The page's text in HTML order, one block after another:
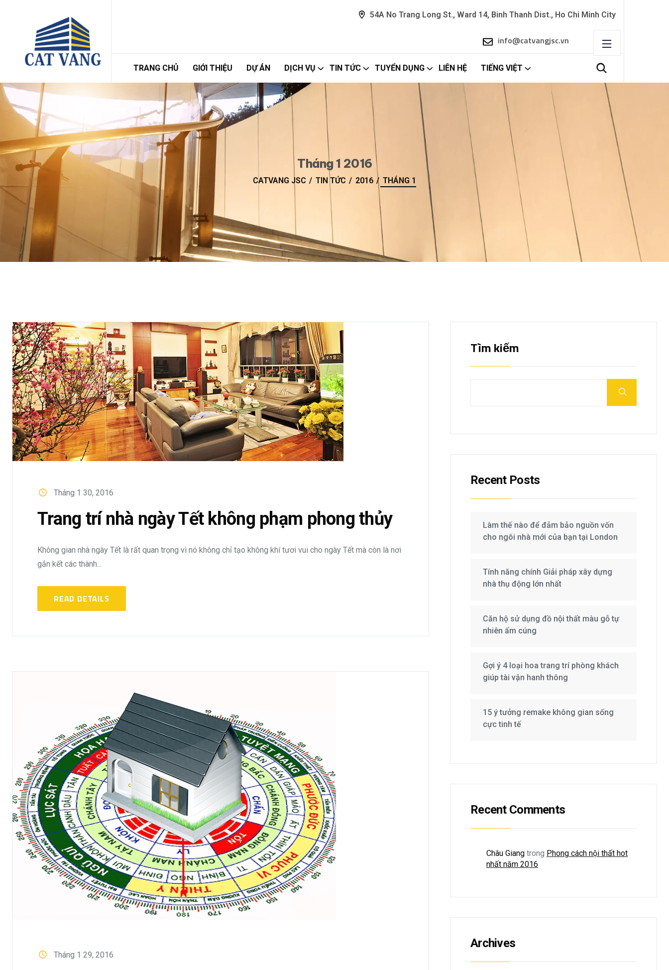
54A No Trang Long St., Ward 14, Binh Thanh Dist., Ho Chi Minh City
info@catvangjsc.vn
TRANG CHỦ GIỚI THIỆU DỰ ÁN DỊCH VỤ TIN TỨC TUYỂN DỤNG LIÊN HỆ TIẾNG VIỆT
Tháng 1 2016
CATVANG JSC TIN TỨC 2016 THÁNG 1
Tháng 1 30, 2016
Trang trí nhà ngày Tết không phạm phong thủy
Không gian nhà ngày Tết là rất quan trọng vì nó không chỉ tạo không khí tươi vui cho ngày Tết mà còn là nơi
gắn kết các thành...
READ DETAILS
Tháng 1 29, 2016
Tìm kiếm
Recent Posts
Làm thế nào để đảm bảo nguồn vốn
cho ngôi nhà mới của bạn tại London
Tính năng chính Giải pháp xây dựng
nhà thụ động lớn nhất
Căn hộ sử dụng đồ nội thất màu gỗ tự
nhiên ấm cúng
Gợi ý 4 loại hoa trang trí phòng khách
giúp tài vận hanh thông
15 ý tưởng remake không gian sống
cực tinh tế
Recent Comments
Châu Giang trong Phong cách nội thất hot
nhất năm 2016
Archives